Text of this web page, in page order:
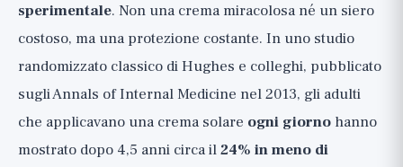
sperimentale. Non una crema miracolosa né un siero
costoso, ma una protezione costante. In uno studio
randomizzato classico di Hughes e colleghi, pubblicato
sugli Annals of Internal Medicine nel 2013, gli adulti
che applicavano una crema solare ogni giorno hanno
mostrato dopo 4,5 anni circa il24% in meno di